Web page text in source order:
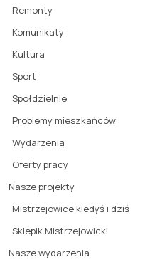
Remonty
Komunikaty
Kultura
Sport
Spółdzielnie
Problemy mieszkańców
Wydarzenia
Oferty pracy
Nasze projekty
Mistrzejowice kiedyś i dziś
Sklepik Mistrzejowicki
Nasze wydarzenia